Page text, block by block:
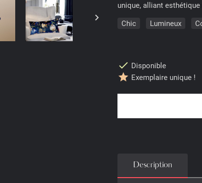

unique, alliant
Chic
Lumineux
check Disponible
star Exemplaire unique !
Description